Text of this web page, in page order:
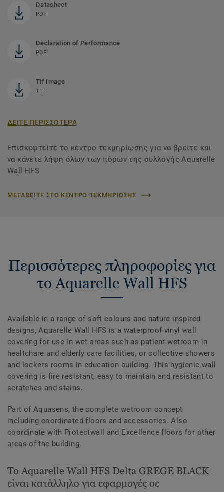
Datasheet
PDF
Declaration of Performance
PDF
Tif Image
TIF
ΔΕΙΤΕ ΠΕΡΙΣΣΟΤΕΡΑ
Επισκεφτείτε το κέντρο τεκμηρίωσης για να βρείτε και
να κάνετε λήψη όλων των πόρων της συλλογής Aquarelle
Wall HFS
ΜΕΤΑΒΕΙΤΕ ΣΤΟ ΚΕΝΤΡΟ ΤΕΚΜΗΡΙΩΣΗΣ
Περισσότερες πληροφορίες για
το Aquarelle Wall HFS
Available in a range of soft colours and nature inspired
designs, Aquarelle Wall HFS is a waterproof vinyl wall
covering for use in wet areas such as patient wetroom in
healtchare and elderly care facilities, or collective showers
and lockers rooms in education building. This hygienic wall
covering is fire resistant, easy to maintain and resistant to
scratches and stains.
Part of Aquasens, the complete wetroom concept
including coordinated floors and accessories. Also
coordinate with Protectwall and Excellence floors for other
areas of the building.
Το Aquarelle Wall HFS Delta GREGE BLACK
είναι κατάλληλο για εφαρμογές σε